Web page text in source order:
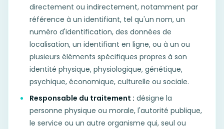
directement ou indirectement, notamment par
référence à un identifiant, tel qu'un nom, un
numéro d'identification, des données de
localisation, un identifiant en ligne, ou à un ou
plusieurs éléments spécifiques propres à son
identité physique, physiologique, génétique,
psychique, économique, culturelle ou sociale.
Responsable du traitement : désigne la
personne physique ou morale, l'autorité publique,
le service ou un autre organisme qui, seul ou